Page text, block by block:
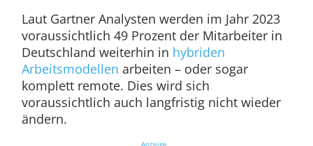
Laut Gartner Analysten werden im Jahr 2023
voraussichtlich 49 Prozent der Mitarbeiter in
Deutschland weiterhin in hybriden
Arbeitsmodellen arbeiten – oder sogar
komplett remote. Dies wird sich
voraussichtlich auch langfristig nicht wieder
ändern.